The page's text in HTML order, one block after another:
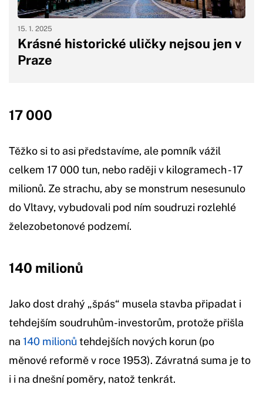
Krásné historické uličky nejsou jen v
Praze
15. 1. 2025
17 000
Těžko si to asi představíme, ale pomník vážil
celkem 17 000 tun, nebo raději v kilogramech - 17
milionů. Ze strachu, aby se monstrum nesesunulo
do Vltavy, vybudovali pod ním soudruzi rozlehlé
železobetonové podzemí.
140 milionů
Jako dost drahý „špás“ musela stavba připadat i
tehdejším soudruhům-investorům, protože přišla
na 140 milionů tehdejších nových korun (po
měnové reformě v roce 1953). Závratná suma je to
i i na dnešní poměry, natož tenkrát.